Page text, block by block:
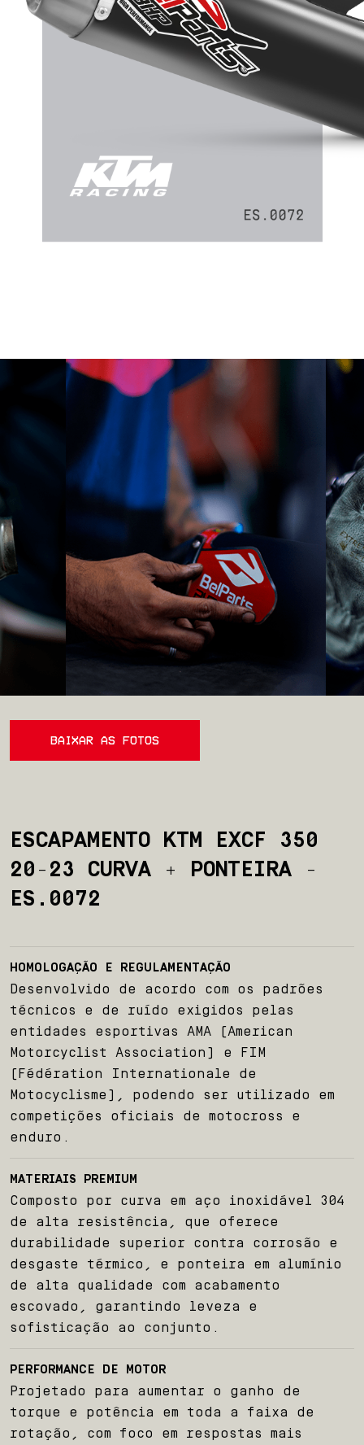
Início
Sobre nós
BAIXAR AS FOTOS
ESCAPAMENTO KTM EXCF 350
20-23 CURVA + PONTEIRA -
ES.0072
HOMOLOGAÇÃO E REGULAMENTAÇÃO
Desenvolvido de acordo com os padrões
técnicos e de ruído exigidos pelas
entidades esportivas AMA (American
Motorcyclist Association) e FIM
(Fédération Internationale de
Motocyclisme), podendo ser utilizado em
competições oficiais de motocross e
enduro.
MATERIAIS PREMIUM
Composto por curva em aço inoxidável 304
de alta resistência, que oferece
durabilidade superior contra corrosão e
desgaste térmico, e ponteira em alumínio
de alta qualidade com acabamento
escovado, garantindo leveza e
sofisticação ao conjunto.
PERFORMANCE DE MOTOR
Projetado para aumentar o ganho de
torque e potência em toda a faixa de
rotação, com foco em respostas mais